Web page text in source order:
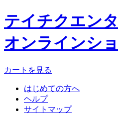
テイチクエン
オンラインシ
カートを見る
はじめての方へ
ヘルプ
サイトマップ